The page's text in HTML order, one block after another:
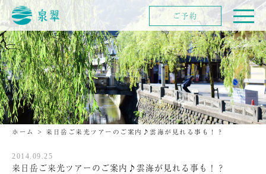
ホーム > 来日岳ご来光ツアーのご案内♪雲海が見れる事も！？
2014.09.25
来日岳ご来光ツアーのご案内♪雲海が見れる事も！？
ご予約